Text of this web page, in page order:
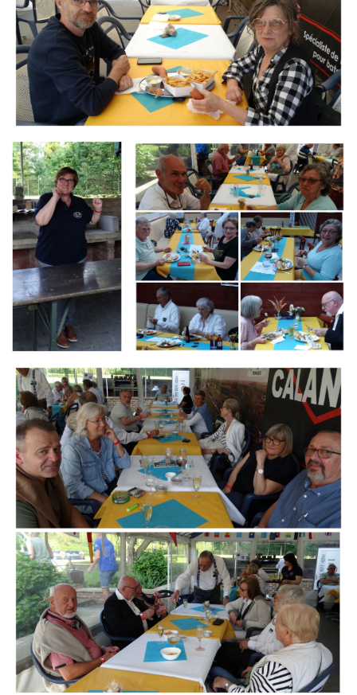
Branding
ARMCHAIR
Branding
ARMCHAIR
Branding
ARMCHAIR